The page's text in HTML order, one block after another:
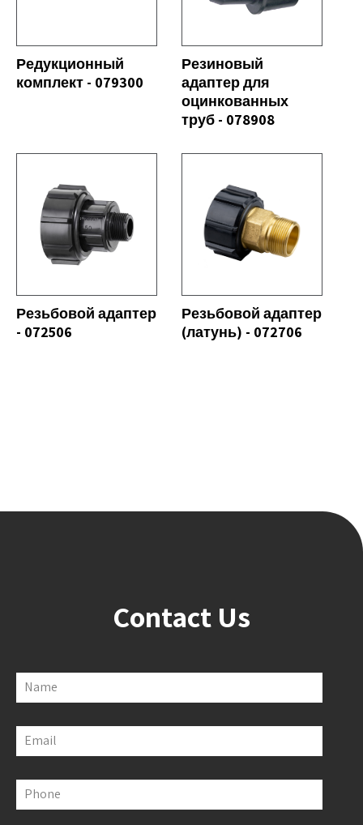
Редукционный
комплект - 079300
Резиновый
адаптер для
оцинкованных
труб - 078908
Резьбовой адаптер
- 072506
Резьбовой адаптер
(латунь) - 072706
Contact Us
Name
Email
Phone